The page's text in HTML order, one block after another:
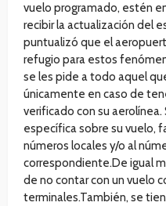
vuelo programado, estén
recibir la actualización del
puntualizó que el
refugio para estos
se les pide a todo aquel
únicamente en caso de
verificado con su
específica sobre su vuelo,
números locales y/o al
correspondiente.De igual
de no contar con un vuelo
terminales.También, se